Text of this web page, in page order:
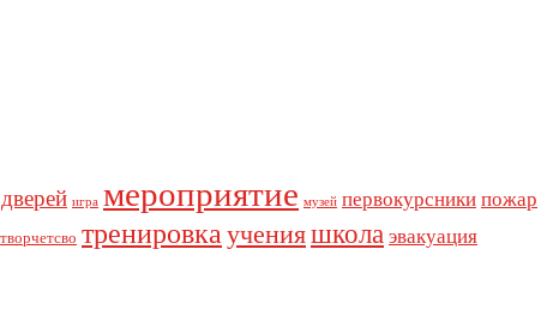
игра мероприятие музей первокурсники пожар
творчетсво тренировка ученияшкола эвакуация